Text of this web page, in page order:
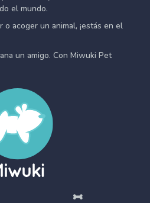
el mundo.
acoger un animal, ¡estás en el
un amigo. Con Miwuki Pet